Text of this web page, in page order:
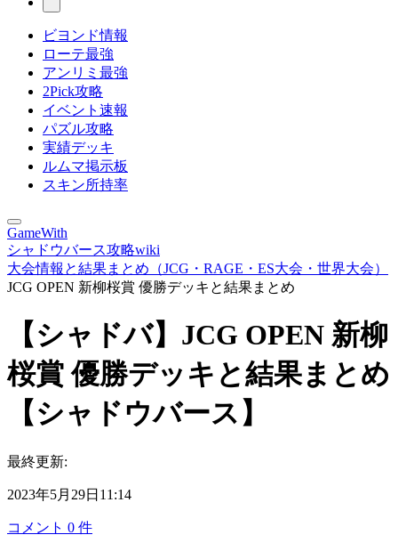
ビヨンド情報
ローテ最強
アンリミ最強
2Pick攻略
イベント速報
パズル攻略
実績デッキ
ルムマ掲示板
スキン所持率
GameWith
シャドウバース攻略wiki
大会情報と結果まとめ（JCG・RAGE・ES大会・世界大会）
JCG OPEN 新柳桜賞 優勝デッキと結果まとめ
【シャドバ】JCG OPEN 新柳
桜賞 優勝デッキと結果まとめ
【シャドウバース】
最終更新:
2023年5月29日11:14
コメント 0 件